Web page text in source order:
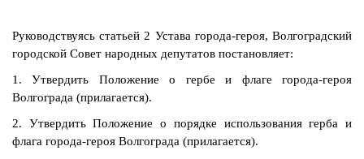
Руководствуясь статьей 2 Устава города-героя, Волгоградский
городской Совет народных депутатов постановляет:
1. Утвердить Положение о гербе и флаге города-героя
Волгограда (прилагается).
2. Утвердить Положение о порядке использования герба и
флага города-героя Волгограда (прилагается).